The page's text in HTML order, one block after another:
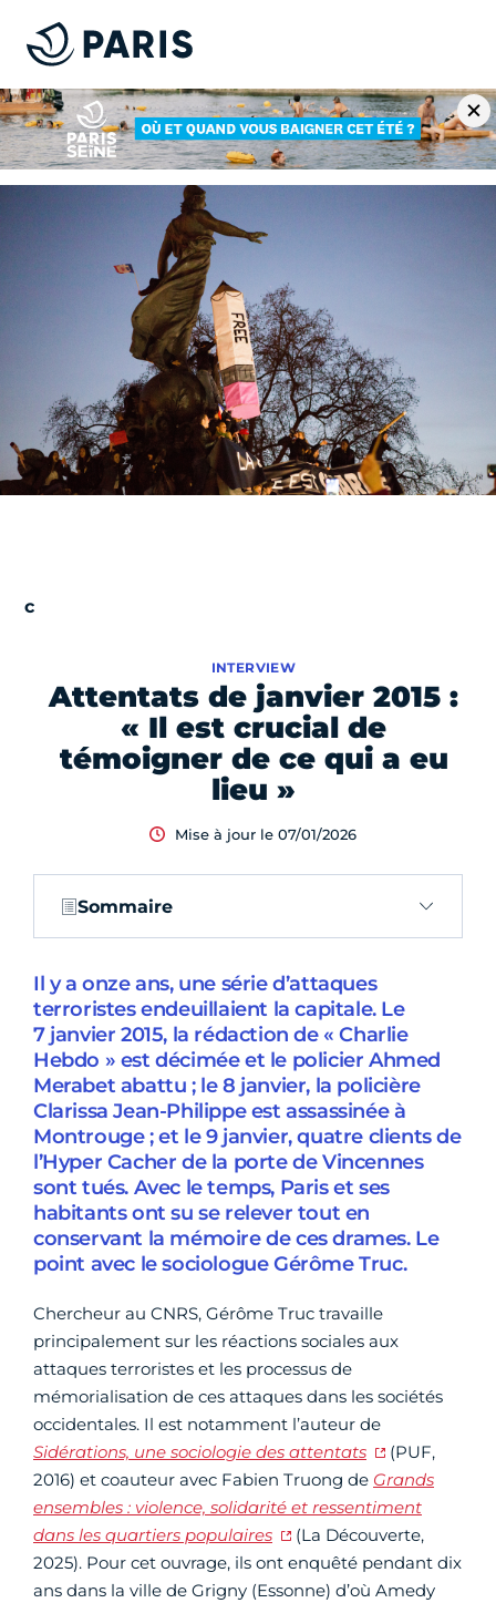
Attentats de janvier 2015 :
« Il est crucial de
témoigner de ce qui a eu
lieu »
INTERVIEW
Mise à jour le 07/01/2026
Sommaire
Il y a onze ans, une série d’attaques
terroristes endeuillaient la capitale. Le
7 janvier 2015, la rédaction de « Charlie
Hebdo » est décimée et le policier Ahmed
Merabet abattu ; le 8 janvier, la policière
Clarissa Jean-Philippe est assassinée à
Montrouge ; et le 9 janvier, quatre clients de
l’Hyper Cacher de la porte de Vincennes
sont tués. Avec le temps, Paris et ses
habitants ont su se relever tout en
conservant la mémoire de ces drames. Le
point avec le sociologue Gérôme Truc.
Chercheur au CNRS, Gérôme Truc travaille
principalement sur les réactions sociales aux
attaques terroristes et les processus de
mémorialisation de ces attaques dans les sociétés
occidentales. Il est notamment l’auteur de
Sidérations, une sociologie des attentats
(PUF,
2016) et coauteur avec Fabien Truong de Grands
ensembles : violence, solidarité et ressentiment
dans les quartiers populaires
(La Découverte,
2025). Pour cet ouvrage, ils ont enquêté pendant dix
ans dans la ville de Grigny (Essonne) d’où Amedy